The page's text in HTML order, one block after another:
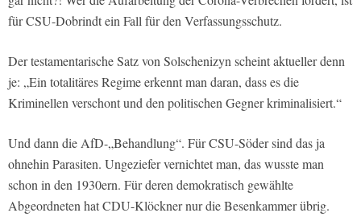
für CSU-Dobrindt ein Fall für den Verfassungsschutz.
Der testamentarische Satz von Solschenizyn scheint aktueller denn
je: „Ein totalitäres Regime erkennt man daran, dass es die
Kriminellen verschont und den politischen Gegner kriminalisiert.“
Und dann die AfD-„Behandlung“. Für CSU-Söder sind das ja
ohnehin Parasiten. Ungeziefer vernichtet man, das wusste man
schon in den 1930ern. Für deren demokratisch gewählte
Abgeordneten hat CDU-Klöckner nur die Besenkammer übrig.